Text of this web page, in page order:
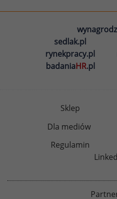
sedlak.pl
rynekpracy.pl
badaniaHR.pl
Sklep
Dla mediów
Regulamin